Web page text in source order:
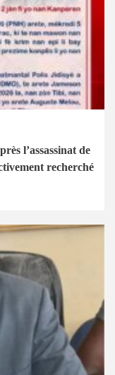
l’assassinat de
recherché